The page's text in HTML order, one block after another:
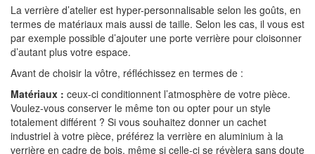
La verrière d’atelier est hyper-personnalisable selon les goûts, en
termes de matériaux mais aussi de taille. Selon les cas, il vous est
par exemple possible d’ajouter une porte verrière pour cloisonner
d’autant plus votre espace.
Avant de choisir la vôtre, réfléchissez en termes de :
Matériaux : ceux-ci conditionnent l’atmosphère de votre pièce.
Voulez-vous conserver le même ton ou opter pour un style
totalement différent ? Si vous souhaitez donner un cachet
industriel à votre pièce, préférez la verrière en aluminium à la
verrière en cadre de bois, même si celle-ci se révèlera sans doute